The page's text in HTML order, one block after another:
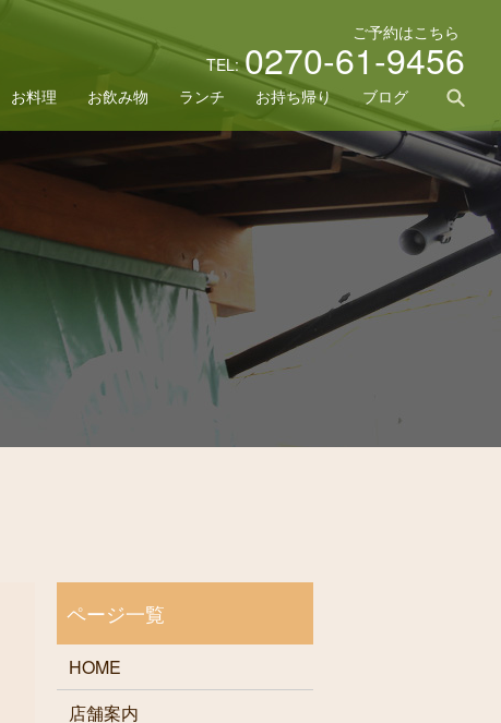
お料理 お飲み物 ランチ お持ち帰り ブログ
ご予約はこちら
TEL: 0270-61-9456
HOME
店舗案内